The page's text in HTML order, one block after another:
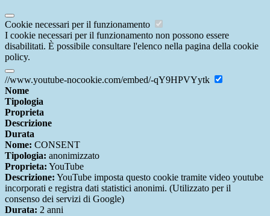
Cookie necessari per il funzionamento
I cookie necessari per il funzionamento non possono essere
disabilitati. È possibile consultare l'elenco nella pagina della cookie
policy.
//www.youtube-nocookie.com/embed/-qY9HPVYytk
Nome
Tipologia
Proprieta
Descrizione
Durata
Nome: CONSENT
Tipologia: anonimizzato
Proprieta: YouTube
Descrizione: YouTube imposta questo cookie tramite video youtube
incorporati e registra dati statistici anonimi. (Utilizzato per il
consenso dei servizi di Google)
Durata: 2 anni